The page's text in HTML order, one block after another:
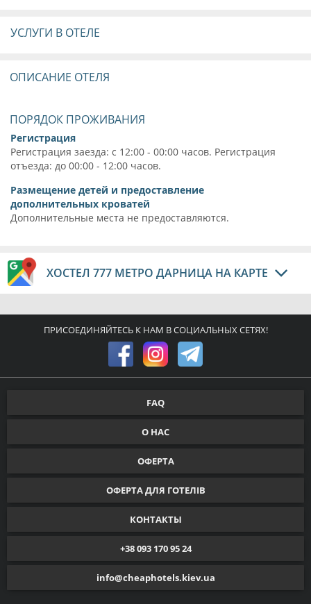
УСЛУГИ В ОТЕЛЕ
ОПИСАНИЕ ОТЕЛЯ
ПОРЯДОК ПРОЖИВАНИЯ
Регистрация
Регистрация заезда: с 12:00 - 00:00 часов. Регистрация
отъезда: до 00:00 - 12:00 часов.
Размещение детей и предоставление
дополнительных кроватей
Дополнительные места не предоставляются.
ХОСТЕЛ 777 МЕТРО ДАРНИЦА НА КАРТЕ
ПРИСОЕДИНЯЙТЕСЬ К НАМ В СОЦИАЛЬНЫХ СЕТЯХ!
FAQ
О НАС
ОФЕРТА
ОФЕРТА ДЛЯ ГОТЕЛІВ
КОНТАКТЫ
+38 093 170 95 24
info@cheaphotels.kiev.ua